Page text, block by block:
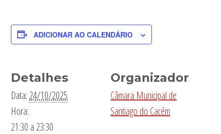
ADICIONAR AO CALENDÁRIO
Detalhes
Data: 24/10/2025
Hora:
21:30 a 23:30
Organizador
Câmara Municipal de
Santiago do Cacém